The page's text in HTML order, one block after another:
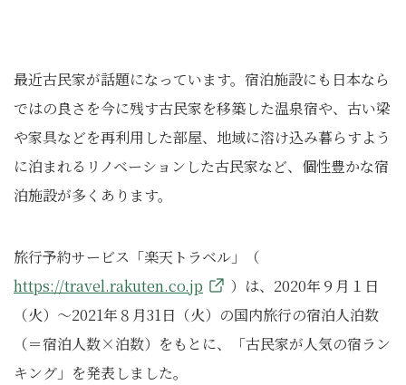
最近古民家が話題になっています。宿泊施設にも日本なら
ではの良さを今に残す古民家を移築した温泉宿や、古い梁
や家具などを再利用した部屋、地域に溶け込み暮らすよう
に泊まれるリノベーションした古民家など、個性豊かな宿
泊施設が多くあります。
旅行予約サービス「楽天トラベル」（
https://travel.rakuten.co.jp
）は、2020年９月１日
（火）～2021年８月31日（火）の国内旅行の宿泊人泊数
（＝宿泊人数×泊数）をもとに、「古民家が人気の宿ラン
キング」を発表しました。